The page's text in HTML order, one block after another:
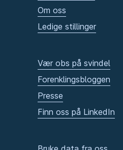
Om oss
Ledige stillinger
Vær obs på svindel
Forenklingsbloggen
Presse
Finn oss på LinkedIn